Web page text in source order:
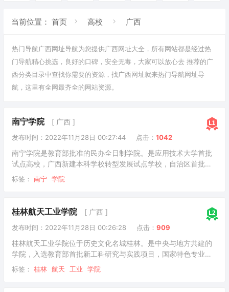
当前位置： 首页 高校 广西
热门导航广西网址导航为您提供广西网址大全，所有网站都是经过热
门导航精心挑选，良好的口碑，安全无毒，大家可以放心去 推荐的广
西分类目录中查找你需要的资源，找广西网址就来热门导航网址导
航，这里有全网最齐全的网站资源。
南宁学院 [ 广西 ]
发布时间：2022年11月28日 00:27:44 点击： 1042
南宁学院是教育部批准的民办全日制学院。是应用技术大学首批
试点高校，广西新建本科学校转型发展试点学校，自治区首批深
化创新创业教育改革示范高校，广西应用型本科大学联盟副理事
长兼秘书长单位。学校的前身是中国国民党革命委员会广西壮族
科大学，更名为南宁学院。截至2022年7月，学校校园占地面积
75.21万平方米，校舍建筑面积46.15万平方米，教学行政楼面积
22.47万平方米；教学仪器设备总值1.92亿元。现有实验实训室
207个，自治区级示范
标签： 南宁 学院
桂林航天工业学院 [ 广西 ]
发布时间：2022年11月28日 00:26:28 点击： 909
桂林航天工业学院位于历史文化名城桂林。是中央与地方共建的
学院，入选教育部首批新工科研究与实践项目，国家特色专业建
设点，广西一流学科(培养)建设大学。是以工科为主，涵盖理、
工、管、文、艺等学科协调发展的学科专业体系。也是广西唯一
标签： 桂林 航天 工业 学院